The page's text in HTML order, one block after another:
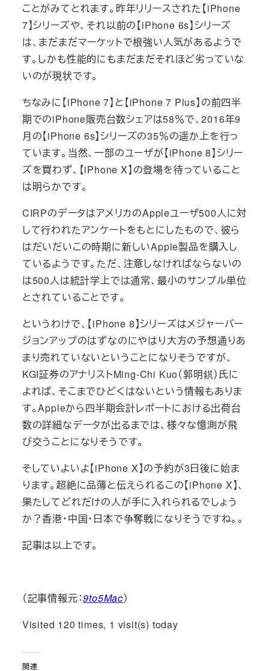
ことがみてとれます。昨年リリースされた【iPhone
7】シリーズや、それ以前の【iPhone 6s】シリーズ
は、まだまだマーケットで根強い人気があるようで
す。しかも性能的にもまだまだそれほど劣っていな
いのが現状です。
ちなみに【iPhone 7】と【iPhone 7 Plus】の前四半
期でのiPhone販売台数シェアは58％で、2016年9
月の【iPhone 6s】シリーズの35％の遥か上を行っ
ています。当然、一部のユーザが【iPhone 8】シリー
ズを買わず、【iPhone X】の登場を待っていること
は明らかです。
CIRPのデータはアメリカのAppleユーザ500人に対
して行われたアンケートをもとにしたもので、彼ら
はだいだいこの時期に新しいApple製品を購入し
ているようです。ただ、注意しなければならないの
は500人は統計学上では通常、最小のサンプル単位
とされていることです。
というわけで、【iPhone 8】シリーズはメジャーバー
ジョンアップのはずなのにやはり大方の予想通りあ
まり売れていないということになりそうですが、
KGI証券のアナリストMing-Chi Kuo（郭明錤）氏に
よれば、そこまでひどくはないという情報もありま
す。Appleから四半期会計レポートにおける出荷台
数の詳細なデータが出るまでは、様々な憶測が飛
び交うことになりそうです。
そしていよいよ【iPhone X】の予約が3日後に始ま
ります。超絶に品薄と伝えられるこの【iPhone X】、
果たしてどれだけの人が手に入れられるでしょう
か？香港・中国・日本で争奪戦になりそうですね。。
記事は以上です。
（記事情報元：9to5Mac）
Visited 120 times, 1 visit(s) today
関連